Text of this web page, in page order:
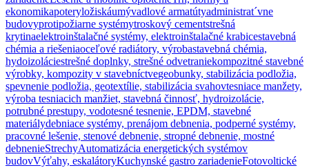
ekonomikapoteryložiskáumývadlové armatútyadministrat´vne
budovyprotipožiarne systémytroskový cementstrešná
krytinaelektroinštalačné systémy, elektroinštalačné krabicestavebná
chémia a riešeniaoceľové radiátory, výrobastavebná chémia,
hydoizoláciestrešné doplnky, strešné odvetraniekompozitné stavebné
výrobky, kompozity v stavebníctvegeobunky, stabilizácia podložia,
spevnenie podložia, geotextílie, stabilizácia svahovtesniace manžety,
výroba tesniacich manžiet, stavebná činnosť, hydroizolácie,
potrubné prestupy, vodotesné tesnenie, EPDM, stavebné
materiálydebniace systémy, prenájom debnenia, podperné systémy,
pracovné lešenie, stenové debnenie, stropné debnenie, mostné
debnenieStrechyAutomatizácia energetických systémov
budovVýťahy, eskalátoryKuchynské gastro zariadenieFotovoltické